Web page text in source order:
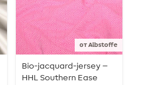
от Albstoffe
Bio-jacquard-jersey –
HHL Southern Ease